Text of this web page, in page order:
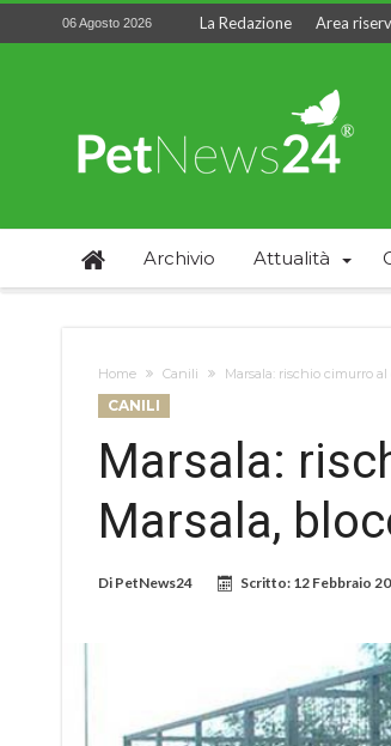
06 Agosto 2026 La Redazione Area
Archivio Attualità
Home Canili Marsala: rischio cimurro
CANILI
Marsala:
Marsala,
Di PetNews24 Scritto: 12 Febbraio